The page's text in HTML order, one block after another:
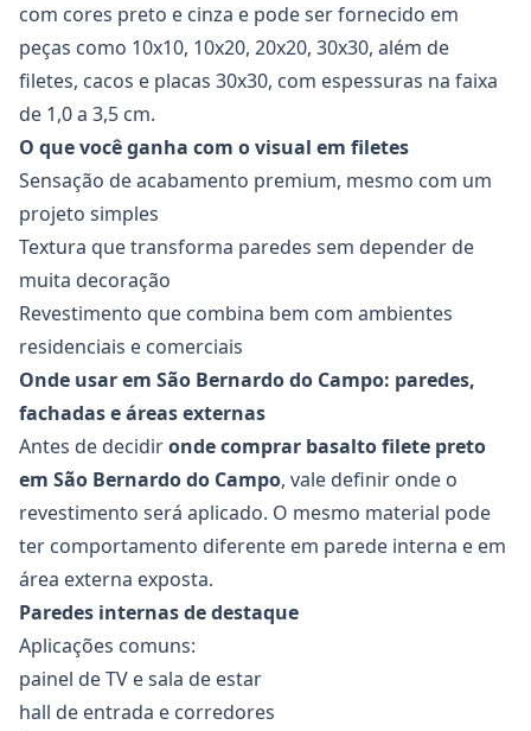
com cores preto e cinza e pode ser fornecido em
peças como 10x10, 10x20, 20x20, 30x30, além de
filetes, cacos e placas 30x30, com espessuras na faixa
de 1,0 a 3,5 cm.
O que você ganha com o visual em filetes
Sensação de acabamento premium, mesmo com um
projeto simples
Textura que transforma paredes sem depender de
muita decoração
Revestimento que combina bem com ambientes
residenciais e comerciais
Onde usar em São Bernardo do Campo: paredes,
fachadas e áreas externas
Antes de decidironde comprar basalto filete preto
em São Bernardo do Campo, vale definir onde o
revestimento será aplicado. O mesmo material pode
ter comportamento diferente em parede interna e em
área externa exposta.
Paredes internas de destaque
Aplicações comuns:
painel de TV e sala de estar
hall de entrada e corredores